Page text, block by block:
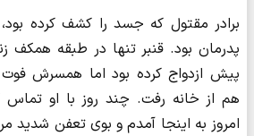
برادر مقتول که جسد را کشف کرده
پدرمان بود. قنبر تنها در طبقه همکف
پیش ازدواج کرده بود اما همسرش
هم از خانه رفت. چند روز با او تماس
امروز به اینجا آمدم و بوی تعفن شدید